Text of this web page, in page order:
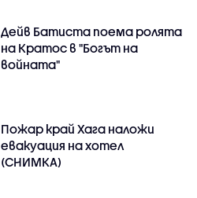
Дейв Батиста поема ролята
на Кратос в "Богът на
войната"
Пожар край Хага наложи
евакуация на хотел
(СНИМКА)